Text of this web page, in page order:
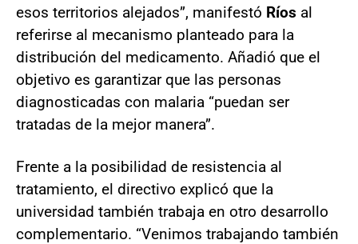
esos territorios alejados”, manifestó Ríos al
referirse al mecanismo planteado para la
distribución del medicamento. Añadió que el
objetivo es garantizar que las personas
diagnosticadas con malaria “puedan ser
tratadas de la mejor manera”.
Frente a la posibilidad de resistencia al
tratamiento, el directivo explicó que la
universidad también trabaja en otro desarrollo
complementario. “Venimos trabajando también